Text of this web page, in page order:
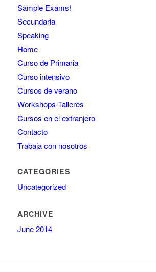
Sample Exams!
Secundaria
Speaking
Home
Curso de Primaria
Curso intensivo
Cursos de verano
Workshops-Talleres
Cursos en el extranjero
Contacto
Trabaja con nosotros
CATEGORIES
Uncategorized
ARCHIVE
June 2014